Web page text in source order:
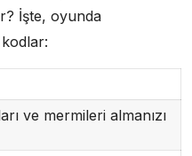
İşte, oyunda
ve mermileri almanızı